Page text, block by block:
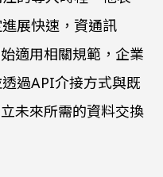
展快速，資通訊
適用相關規範，企業
過API介接方式與既
未來所需的資料交換